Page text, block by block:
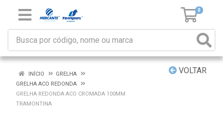
0
VOLTAR
INÍCIO
GRELHA
GRELHA ACO REDONDA
GRELHA REDONDA ACO CROMADA 100MM
TRAMONTINA